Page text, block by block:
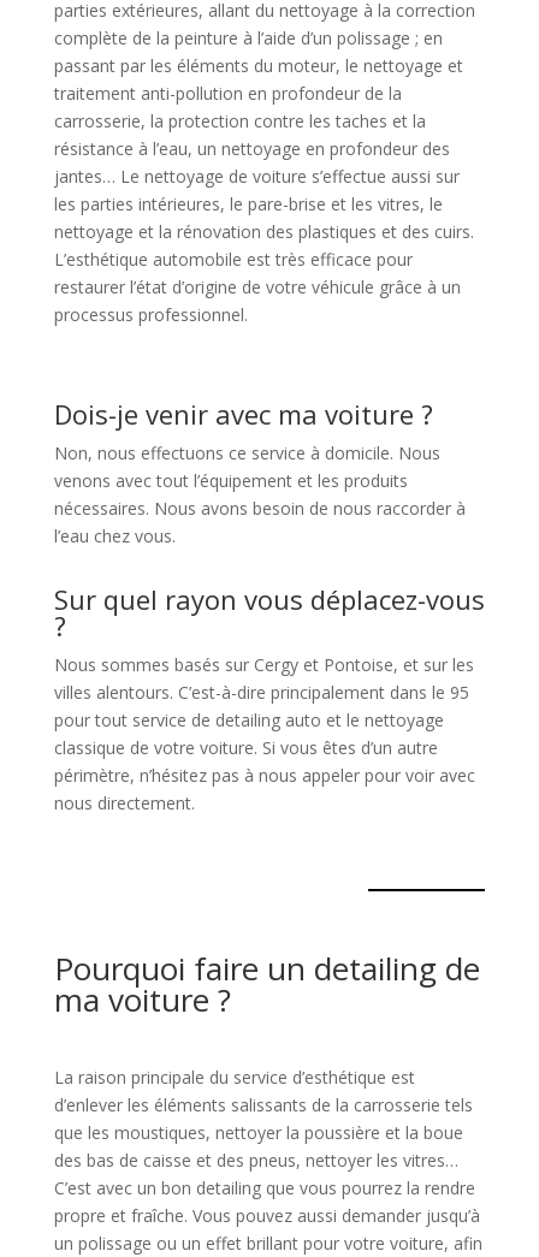
parties extérieures, allant du nettoyage à la correction
complète de la peinture à l’aide d’un polissage ; en
passant par les éléments du moteur, le nettoyage et
traitement anti-pollution en profondeur de la
carrosserie, la protection contre les taches et la
résistance à l’eau, un nettoyage en profondeur des
jantes… Le nettoyage de voiture s’effectue aussi sur
les parties intérieures, le pare-brise et les vitres, le
nettoyage et la rénovation des plastiques et des cuirs.
L’esthétique automobile est très efficace pour
restaurer l’état d’origine de votre véhicule grâce à un
processus professionnel.
Dois-je venir avec ma voiture ?
Non, nous effectuons ce service à domicile. Nous
venons avec tout l’équipement et les produits
nécessaires. Nous avons besoin de nous raccorder à
l’eau chez vous.
Sur quel rayon vous déplacez-vous
?
Nous sommes basés sur Cergy et Pontoise, et sur les
villes alentours. C’est-à-dire principalement dans le 95
pour tout service de detailing auto et le nettoyage
classique de votre voiture. Si vous êtes d’un autre
périmètre, n’hésitez pas à nous appeler pour voir avec
nous directement.
Pourquoi faire un detailing de
ma voiture ?
La raison principale du service d’esthétique est
d’enlever les éléments salissants de la carrosserie tels
que les moustiques, nettoyer la poussière et la boue
des bas de caisse et des pneus, nettoyer les vitres…
C’est avec un bon detailing que vous pourrez la rendre
propre et fraîche. Vous pouvez aussi demander jusqu’à
un polissage ou un effet brillant pour votre voiture, afin